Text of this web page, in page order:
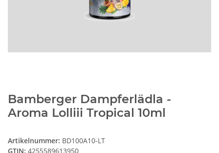
Bamberger Dampferlädla -
Aroma Lolliii Tropical 10ml
Artikelnummer: BD100A10-LT
GTIN: 4255589613950